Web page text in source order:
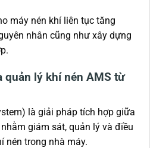
máy nén khí liên tục tăng
nhân cũng như xây dựng
quản lý khí nén AMS từ
là giải pháp tích hợp giữa
nhằm giám sát, quản lý và điều
nén trong nhà máy.